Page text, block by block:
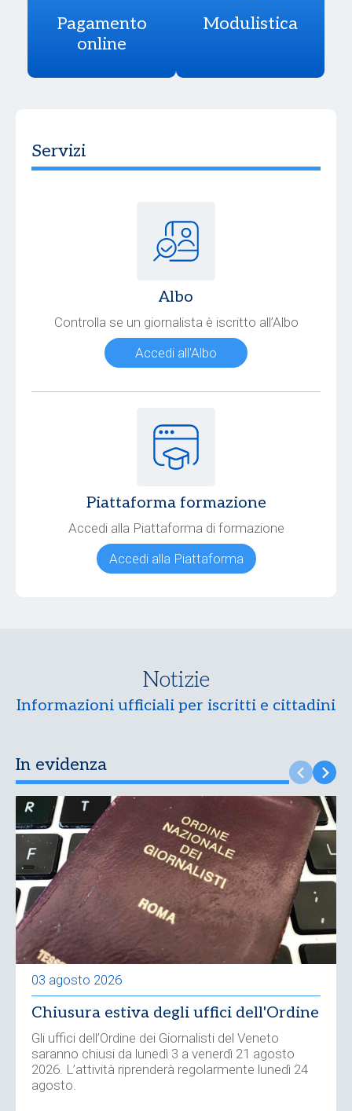
Pagamento
online
Modulistica
Servizi
Albo
Controlla se un giornalista è iscritto all’Albo
Accedi all'Albo
Piattaforma formazione
Accedi alla Piattaforma di formazione
Accedi alla Piattaforma
Notizie
Informazioni ufficiali per iscritti e cittadini
In evidenza
03 agosto 2026
Chiusura estiva degli uffici dell'Ordine
Gli uffici dell’Ordine dei Giornalisti del Veneto
saranno chiusi da lunedì 3 a venerdì 21 agosto
2026. L’attività riprenderà regolarmente lunedì 24
agosto.